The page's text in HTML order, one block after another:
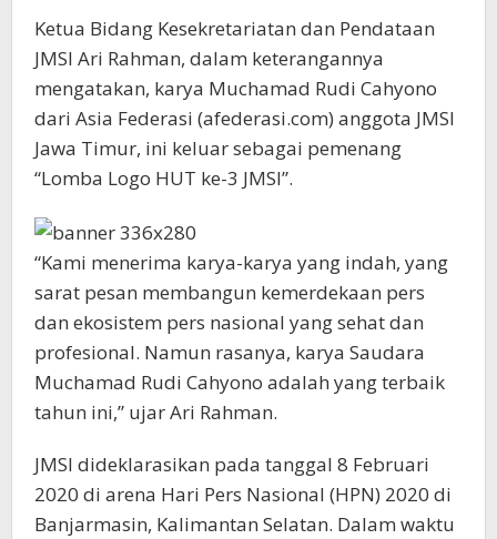
Ketua Bidang Kesekretariatan dan Pendataan
JMSI Ari Rahman, dalam keterangannya
mengatakan, karya Muchamad Rudi Cahyono
dari Asia Federasi (afederasi.com) anggota JMSI
Jawa Timur, ini keluar sebagai pemenang
“Lomba Logo HUT ke-3 JMSI”.
“Kami menerima karya-karya yang indah, yang
sarat pesan membangun kemerdekaan pers
dan ekosistem pers nasional yang sehat dan
profesional. Namun rasanya, karya Saudara
Muchamad Rudi Cahyono adalah yang terbaik
tahun ini,” ujar Ari Rahman.
JMSI dideklarasikan pada tanggal 8 Februari
2020 di arena Hari Pers Nasional (HPN) 2020 di
Banjarmasin, Kalimantan Selatan. Dalam waktu